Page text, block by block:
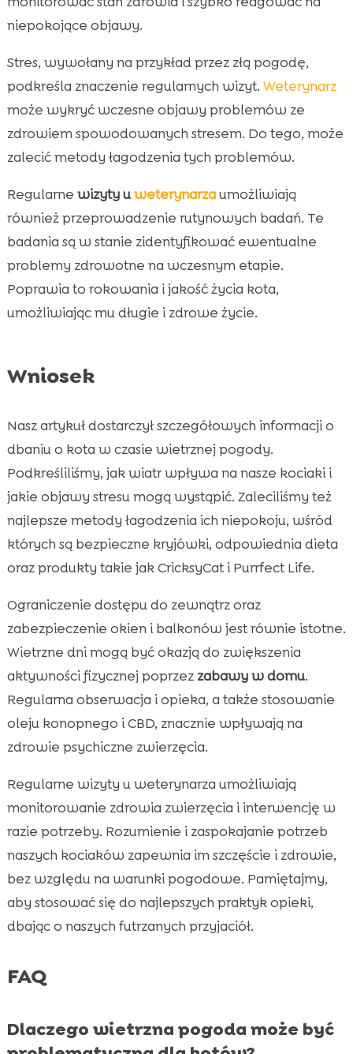
niepokojące objawy.
Stres, wywołany na przykład przez złą pogodę,
podkreśla znaczenie regularnych wizyt. Weterynarz
może wykryć wczesne objawy problemów ze
zdrowiem spowodowanych stresem. Do tego, może
zalecić metody łagodzenia tych problemów.
Regularne wizyty uweterynarzaumożliwiają
również przeprowadzenie rutynowych badań. Te
badania są w stanie zidentyfikować ewentualne
problemy zdrowotne na wczesnym etapie.
Poprawia to rokowania i jakość życia kota,
umożliwiając mu długie i zdrowe życie.
Wniosek
Nasz artykuł dostarczył szczegółowych informacji o
dbaniu o kota w czasie wietrznej pogody.
Podkreśliliśmy, jak wiatr wpływa na nasze kociaki i
jakie objawy stresu mogą wystąpić. Zaleciliśmy też
najlepsze metody łagodzenia ich niepokoju, wśród
których są bezpieczne kryjówki, odpowiednia dieta
oraz produkty takie jak CricksyCat i Purrfect Life.
Ograniczenie dostępu do zewnątrz oraz
zabezpieczenie okien i balkonów jest równie istotne.
Wietrzne dni mogą być okazją do zwiększenia
aktywności fizycznej poprzez zabawy w domu.
Regularna obserwacja i opieka, a także stosowanie
oleju konopnego i CBD, znacznie wpływają na
zdrowie psychiczne zwierzęcia.
Regularne wizyty u weterynarza umożliwiają
monitorowanie zdrowia zwierzęcia i interwencję w
razie potrzeby. Rozumienie i zaspokajanie potrzeb
naszych kociaków zapewnia im szczęście i zdrowie,
bez względu na warunki pogodowe. Pamiętajmy,
aby stosować się do najlepszych praktyk opieki,
dbając o naszych futrzanych przyjaciół.
FAQ
Dlaczego wietrzna pogoda może być